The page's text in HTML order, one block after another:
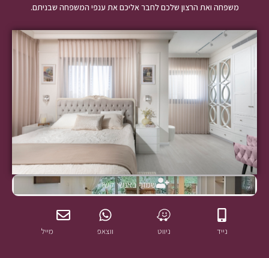
שמור באנשי קשר
משפחה ואת הרצון שלכם לחבר אליכם את ענפי המשפחה שבניתם.
נייד ניווט ווצאפ מייל